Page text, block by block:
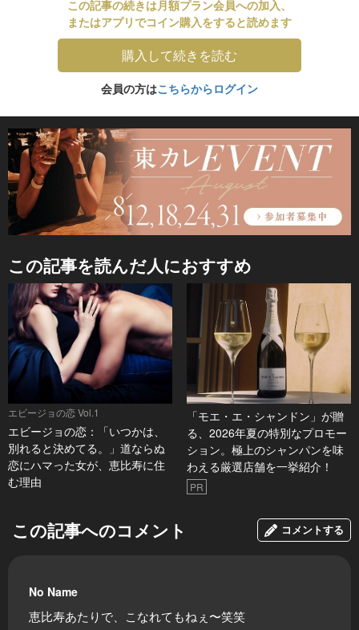
この記事の続きは月額プラン会員への加入、
またはアプリでコイン購入をすると読めます
購入して続きを読む
会員の方はこちらからログイン
この記事を読んだ人におすすめ
エビージョの恋 Vol.1
エビージョの恋：「いつかは、
別れると決めてる。」道ならぬ
恋にハマった女が、恵比寿に住
む理由
「モエ・エ・シャンドン」が贈
る、2026年夏の特別なプロモー
ション。極上のシャンパンを味
わえる厳選店舗を一挙紹介！
PR
この記事へのコメント コメントする
No Name
恵比寿あたりで、こなれてもねぇ〜笑笑